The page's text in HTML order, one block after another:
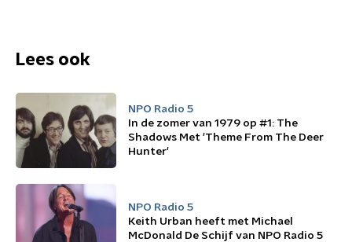
Lees ook
NPO Radio 5
In de zomer van 1979 op #1: The
Shadows Met 'Theme From The Deer
Hunter'
NPO Radio 5
Keith Urban heeft met Michael
McDonald De Schijf van NPO Radio 5